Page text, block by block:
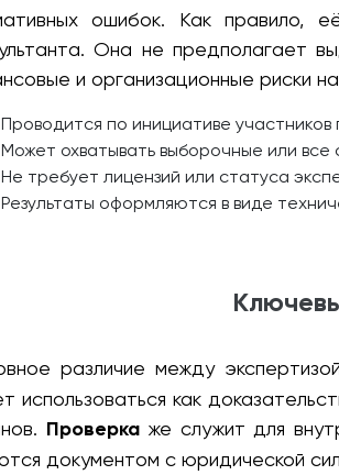
ошибок. Как правило,
Она не предполагает
и организационные риски
Проводится по инициативе
Может охватывать выборочные или все
Не требует лицензий или статуса
Результаты оформляются в виде
различие между
использоваться как
Проверкаже служит для
документом с юридической